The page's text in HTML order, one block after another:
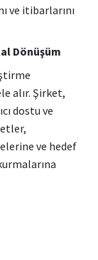
ve itibarlarını
Dönüşüm
alır. Şirket,
dostu ve
ve hedef